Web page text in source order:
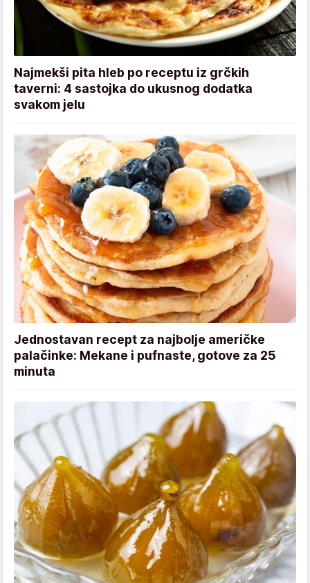
Najmekši pita hleb po receptu iz grčkih
taverni: 4 sastojka do ukusnog dodatka
svakom jelu
Jednostavan recept za najbolje američke
palačinke: Mekane i pufnaste, gotove za 25
minuta